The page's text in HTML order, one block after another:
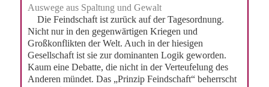
Auswege aus Spaltung und Gewalt
Die Feindschaft ist zurück auf der Tagesordnung.
Nicht nur in den gegenwärtigen Kriegen und
Großkonflikten der Welt. Auch in der hiesigen
Gesellschaft ist sie zur dominanten Logik geworden.
Kaum eine Debatte, die nicht in der Verteufelung des
Anderen mündet. Das „Prinzip Feindschaft“ beherrscht